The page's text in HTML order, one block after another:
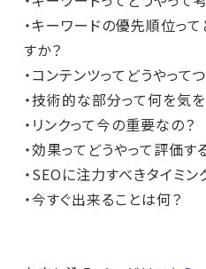
・キーワードの優先順位っ
すか？
・コンテンツってどうやって
・技術的な部分って何を気
・リンクって今の重要なの？
・効果ってどうやって評価す
・SEOに注力すべきタイミン
・今すぐ出来ることは何？